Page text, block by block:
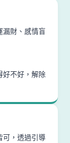
漏財、感情盲
好不好，解除
可，透過引導